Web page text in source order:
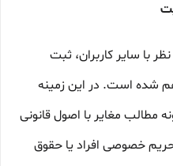
با سایر کاربران، ثبت
شده است. در این زمینه
مطالب مغایر با اصول قانونی
حریم خصوصی افراد یا حقوق